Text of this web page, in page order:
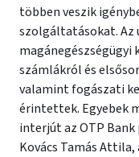
többen veszik
szolgáltatásokat. Az
magánegészségügyi
számlákról és
valamint fogászati
érintettek. Egyebek
interjút az OTP
Kovács Tamás Attila,